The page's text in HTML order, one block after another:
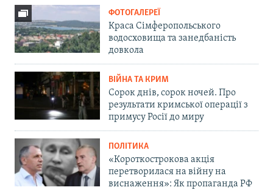
ФОТОГАЛЕРЕЇ
Краса Сімферопольського
водосховища та занедбаність
довкола
ВІЙНА ТА КРИМ
Сорок днів, сорок ночей. Про
результати кримської операції з
примусу Росії до миру
ПОЛІТИКА
«Короткострокова акція
перетворилася на війну на
виснаження»: Як пропаганда РФ